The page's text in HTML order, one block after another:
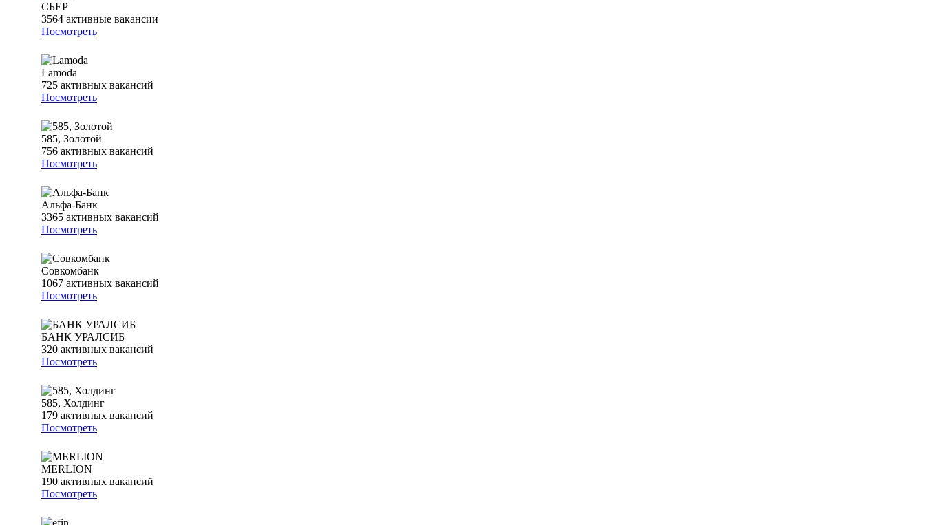
СБЕР
3564 активные вакансии
Посмотреть
Lamoda
725 активных вакансий
Посмотреть
585, Золотой
756 активных вакансий
Посмотреть
Альфа-Банк
3365 активных вакансий
Посмотреть
Совкомбанк
1067 активных вакансий
Посмотреть
БАНК УРАЛСИБ
320 активных вакансий
Посмотреть
585, Холдинг
179 активных вакансий
Посмотреть
MERLION
190 активных вакансий
Посмотреть